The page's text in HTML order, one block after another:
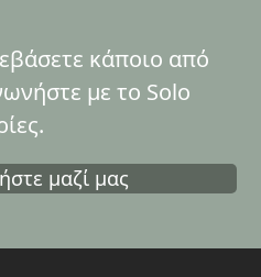
κάποιο από
με το Solo
μαζί μας